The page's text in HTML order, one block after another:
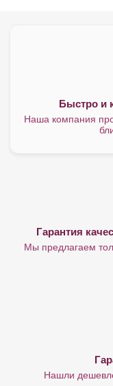
Быстро и
Наша компания
Гарантия
Мы предлагаем
Нашли